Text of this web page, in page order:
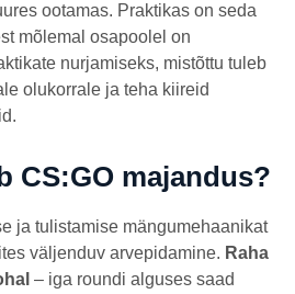
ootamas. Praktikas on seda
mõlemal osapoolel on
nurjamiseks, mistõttu tuleb
olukorrale ja teha kiireid
CS:GO majandus?
ja tulistamise mängumehaanikat
väljenduv arvepidamine. Raha
– iga roundi alguses saad